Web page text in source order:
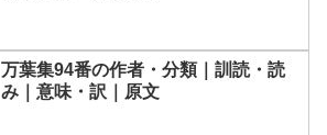
万葉集94番の作者・分類｜訓読・読
み｜意味・訳｜原文